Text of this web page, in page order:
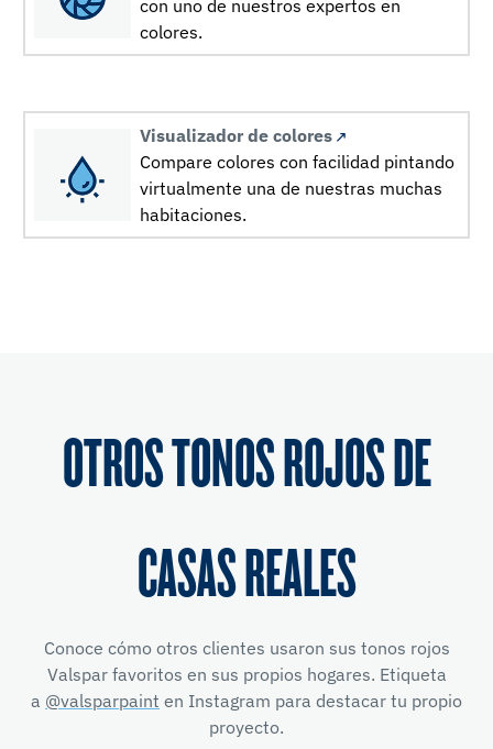
con uno de nuestros expertos en
colores.
Visualizador de colores
Compare colores con facilidad pintando
virtualmente una de nuestras muchas
habitaciones.
OTROS TONOS ROJOS DE
CASAS REALES
Conoce cómo otros clientes usaron sus tonos rojos
Valspar favoritos en sus propios hogares. Etiqueta
a @valsparpaint en Instagram para destacar tu propio
proyecto.